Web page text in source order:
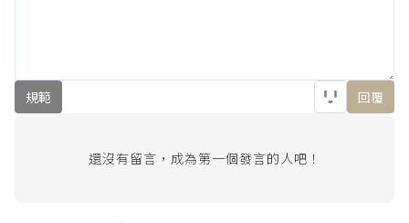
規範 回覆
還沒有留言，成為第一個發言的人吧！